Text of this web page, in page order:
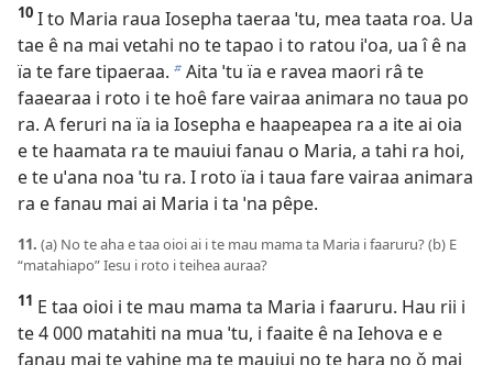
10 I to Maria raua Iosepha taeraa ˈtu, mea taata roa. Ua
tae ê na mai vetahi no te tapao i to ratou iˈoa, ua î ê na
ïa te fare tipaeraa. bAita ˈtu ïa e ravea maori râ te
faaearaa i roto i te hoê fare vairaa animara no taua po
ra. A feruri na ïa ia Iosepha e haapeapea ra a ite ai oia
e te haamata ra te mauiui fanau o Maria, a tahi ra hoi,
e te uˈana noa ˈtu ra. I roto ïa i taua fare vairaa animara
ra e fanau mai ai Maria i ta ˈna pêpe.
11. (a) No te aha e taa oioi ai i te mau mama ta Maria i faaruru? (b) E
“matahiapo” Iesu i roto i teihea auraa?
11 E taa oioi i te mau mama ta Maria i faaruru. Hau rii i
te 4 000 matahiti na mua ˈtu, i faaite ê na Iehova e e
fanau mai te vahine ma te mauiui no te hara no ǒ mai